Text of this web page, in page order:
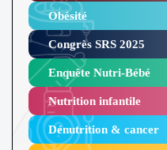
Obésité ​
Congrès SRS 2025 ​
Enquête Nutri-Bébé ​
Nutrition infantile
Dénutrition & cancer